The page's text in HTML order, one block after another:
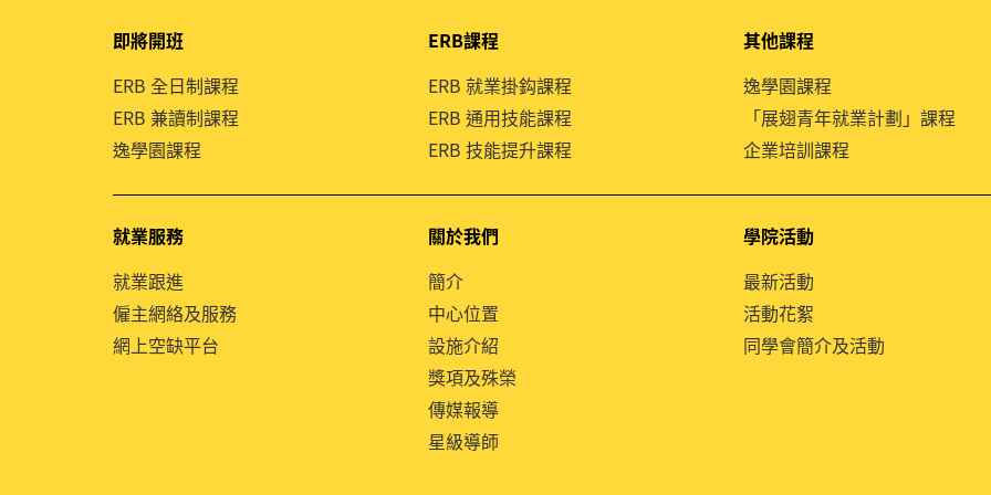
即將開班
ERB 全日制課程
ERB 兼讀制課程
逸學園課程
ERB課程
ERB 就業掛鈎課程
ERB 通用技能課程
ERB 技能提升課程
其他課程
逸學園課程
「展翅青年就業計劃」課程
企業培訓課程
就業服務
就業跟進
僱主網絡及服務
網上空缺平台
關於我們
簡介
中心位置
設施介紹
獎項及殊榮
傳媒報導
星級導師
學院活動
最新活動
活動花絮
同學會簡介及活動